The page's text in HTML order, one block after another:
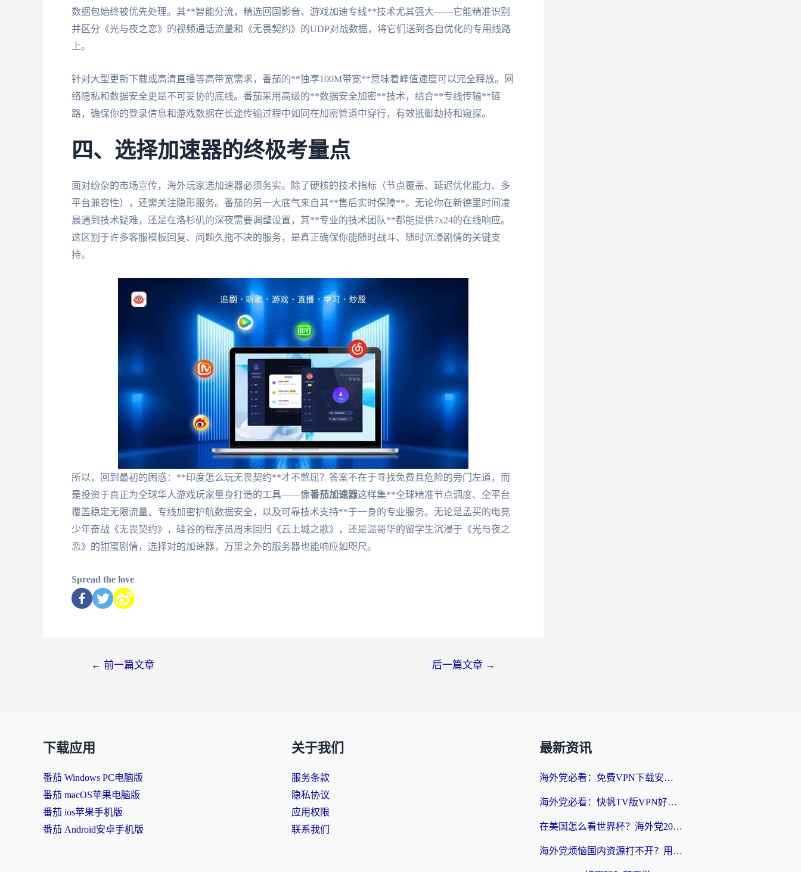
数据包始终被优先处理。其**智能分流，精选回国影音、游戏加速专线**技术尤其强大——它能精准识别
并区分《光与夜之恋》的视频通话流量和《无畏契约》的UDP对战数据，将它们送到各自优化的专用线路
上。
针对大型更新下载或高清直播等高带宽需求，番茄的**独享100M带宽**意味着峰值速度可以完全释放。网
络隐私和数据安全更是不可妥协的底线。番茄采用高级的**数据安全加密**技术，结合**专线传输**链
路，确保你的登录信息和游戏数据在长途传输过程中如同在加密管道中穿行，有效抵御劫持和窥探。
四、选择加速器的终极考量点
面对纷杂的市场宣传，海外玩家选加速器必须务实。除了硬核的技术指标（节点覆盖、延迟优化能力、多
平台兼容性），还需关注隐形服务。番茄的另一大底气来自其**售后实时保障**。无论你在新德里时间凌
晨遇到技术疑难，还是在洛杉矶的深夜需要调整设置，其**专业的技术团队**都能提供7x24的在线响应。
这区别于许多客服模板回复、问题久拖不决的服务，是真正确保你能随时战斗、随时沉浸剧情的关键支
持。
所以，回到最初的困惑：**印度怎么玩无畏契约**才不憋屈？答案不在于寻找免费且危险的旁门左道，而
是投资于真正为全球华人游戏玩家量身打造的工具——像番茄加速器这样集**全球精准节点调度、全平台
覆盖稳定无限流量、专线加密护航数据安全，以及可靠技术支持**于一身的专业服务。无论是孟买的电竞
少年奋战《无畏契约》，硅谷的程序员周末回归《云上城之歌》，还是温哥华的留学生沉浸于《光与夜之
恋》的甜蜜剧情，选择对的加速器，万里之外的服务器也能响应如咫尺。
Spread the love
← 前一篇文章 后一篇文章 →
下载应用
番茄 Windows PC电脑版
番茄 macOS苹果电脑版
番茄 ios苹果手机版
番茄 Android安卓手机版
关于我们
服务条款
隐私协议
应用权限
联系我们
最新资讯
海外党必看：免费VPN下载安卓+3步选对国外到国内加速器，无缝刷国内资源
海外党必看：快帆TV版VPN好用吗？和斧牛手游VPN对比哪个回国效果更好？附电脑翻墙回国实用技巧
在美国怎么看世界杯？海外党2026最新回国加速器指南：从影音到游戏全搞定
海外党烦恼国内资源打不开？用VPN上海节点+这几点，轻松搞定回国加速！